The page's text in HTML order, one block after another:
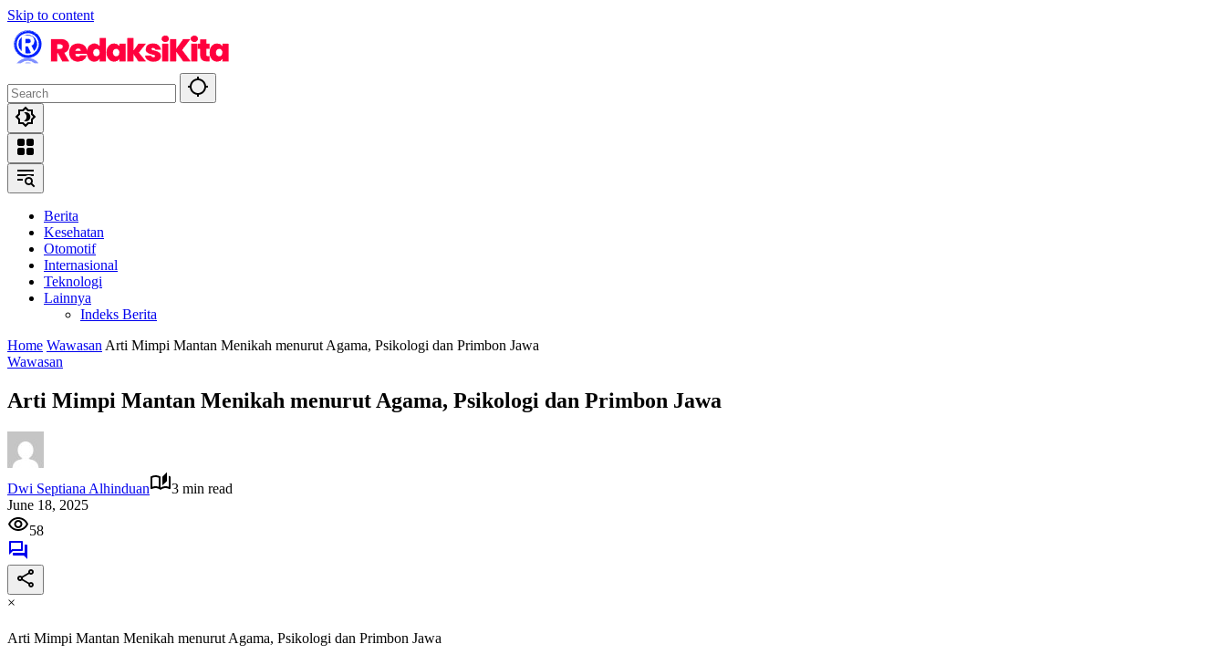
Skip to content
Berita
Kesehatan
Otomotif
Internasional
Teknologi
Lainnya
Indeks Berita
Home Wawasan Arti Mimpi Mantan Menikah menurut Agama, Psikologi dan Primbon Jawa
Wawasan
Arti Mimpi Mantan Menikah menurut Agama, Psikologi dan Primbon Jawa
Dwi Septiana Alhinduan
3 min read
June 18, 2025
58
×
Arti Mimpi Mantan Menikah menurut Agama, Psikologi dan Primbon Jawa